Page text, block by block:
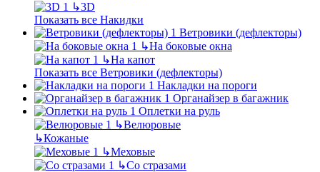
↳3D
Показать все Накидки
Ветровики (дефлекторы)
↳На боковые окна
↳На капот
Показать все Ветровики (дефлекторы)
Накладки на пороги
Органайзер в багажник
Оплетки на руль
↳Велюровые
↳Кожаные
↳Меховые
↳Со стразами